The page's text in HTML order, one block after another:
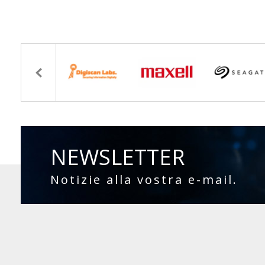
NEWSLETTER
Notizie alla vostra e-mail.